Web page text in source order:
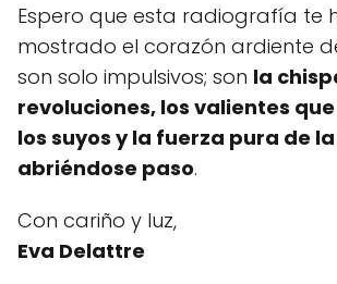
Espero que esta radiografía te
mostrado el corazón ardiente
son solo impulsivos; son la
revoluciones, los valientes
los suyos y la fuerza pura de
abriéndose paso.
Con cariño y luz,
Eva Delattre